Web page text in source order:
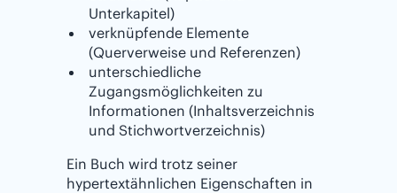
Unterkapitel)
verknüpfende Elemente
(Querverweise und Referenzen)
unterschiedliche
Zugangsmöglichkeiten zu
Informationen (Inhaltsverzeichnis
und Stichwortverzeichnis)
Ein Buch wird trotz seiner
hypertextähnlichen Eigenschaften in